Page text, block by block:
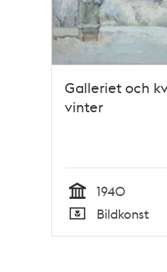
Galleriet och
vinter
Tid
1940
Typ
Bildkonst